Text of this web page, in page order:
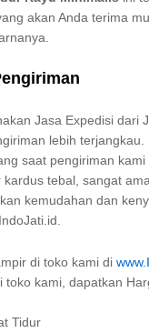
akan Anda terima
Jasa Expedisi dari
lebih terjangkau.
saat pengiriman
tebal, sangat
kemudahan dan
di toko kami di
toko kami, dapatkan
Tidur